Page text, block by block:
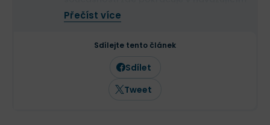
magisterském studiu.
Na finančních trzích se pohybuje již více
analýze tradičních i kryptoměnových
trhů. Ve Finexu působí jako šéfredaktor a
zaměřuje se na investování,
makroekonomii a aktuální dění na
finančních trzích.
Přečíst více
Sdílejte tento článek
Sdílet
Tweet